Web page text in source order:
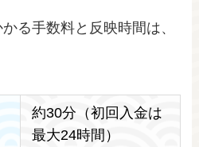
る手数料と反映時間は、
約30分（初回入金は
最大24時間）